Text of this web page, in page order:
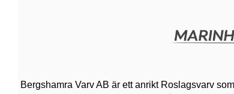
Bergshamra Varv AB är ett anrikt Roslagsvarv